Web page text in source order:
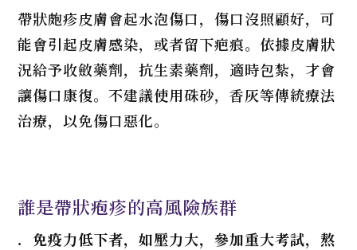
帶狀皰疹皮膚會起水泡傷口，傷口沒照顧好，可
能會引起皮膚感染，或者留下疤痕。依據皮膚狀
況給予收斂藥劑，抗生素藥劑，適時包紮，才會
讓傷口康復。不建議使用硃砂，香灰等傳統療法
治療，以免傷口惡化。
誰是帶狀疱疹的高風險族群
． 免疫力低下者，如壓力大，參加重大考試，熬